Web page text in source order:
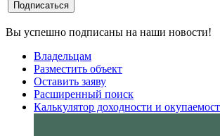
Вы успешно подписаны на наши новости!
Владельцам
Разместить объект
Оставить заяву
Расширенный поиск
Калькулятор доходности и